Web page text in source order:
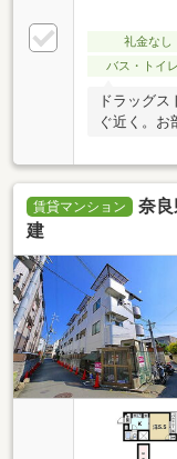
礼金なし
バス・トイ
ドラッグ
ぐ近く。お
賃貸マンション
奈
建